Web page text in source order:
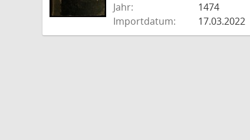
Jahr:
1474
Importdatum:
17.03.2022